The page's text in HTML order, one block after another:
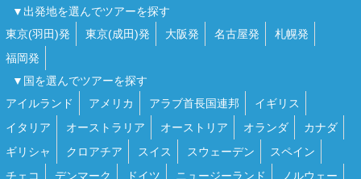
▼出発地を選んでツアーを探す
東京(羽田)発
東京(成田)発 大阪発 名古屋発
札幌発
福岡発
▼国を選んでツアーを探す
アイルランド
アメリカ アラブ首長国連邦
イギリス
イタリア
オーストラリア オーストリア オランダ
カナダ
ギリシャ
クロアチア スイス スウェーデン
スペイン
チェコ
デンマーク ドイツ ニュージーランド
ノルウェー